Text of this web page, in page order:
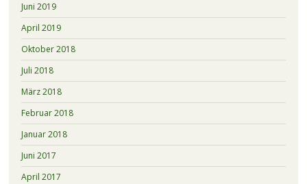
Juni 2019
April 2019
Oktober 2018
Juli 2018
März 2018
Februar 2018
Januar 2018
Juni 2017
April 2017